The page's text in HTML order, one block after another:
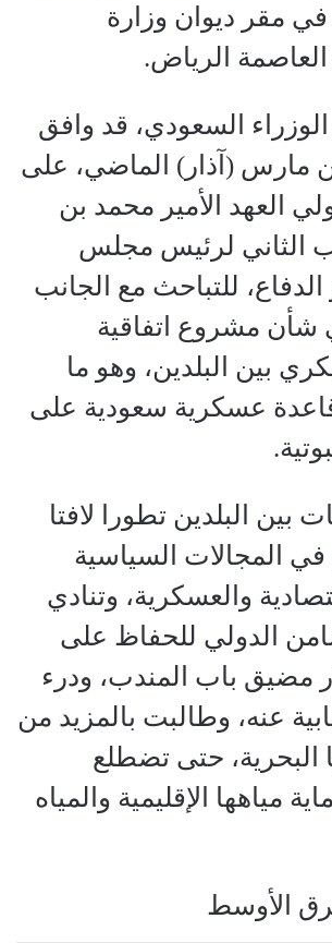
مقر ديوان وزارة
العاصمة الرياض.
السعودي، قد وافق
مارس (آذار) الماضي، على
العهد الأمير محمد بن
الثاني لرئيس مجلس
الدفاع، للتباحث مع الجانب
شأن مشروع اتفاقية
بين البلدين، وهو ما
قاعدة عسكرية سعودية على
بين البلدين تطورا لافتا
المجالات السياسية
والعسكرية، وتنادي
الدولي للحفاظ على
مضيق باب المندب، ودرء
عنه، وطالبت بالمزيد من
البحرية، حتى تضطلع
مياهها الإقليمية والمياه
الأوسط